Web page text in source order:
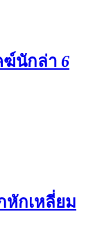
ฆ์นักล่า 6
หักเหลี่ยม